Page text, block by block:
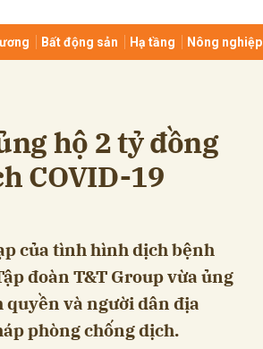
Bất động sản Hạ tầng Nông nghiệp
hộ 2 tỷ đồng
COVID-19
của tình hình dịch bệnh
đoàn T&T Group vừa ủng
quyền và người dân địa
phòng chống dịch.